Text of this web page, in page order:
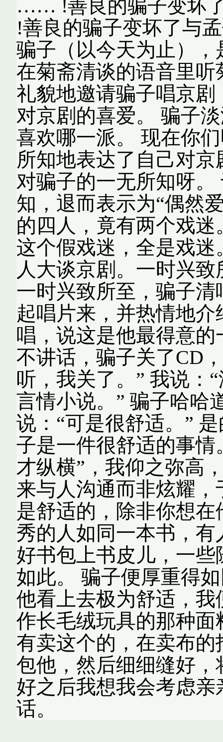
…… !善良的骗子变坏
!善良的骗子变坏了与
骗子（以今天为止）
在菊斋清谈的语音里
礼貌地邀请骗子唱京
对京剧的喜爱。 骗子
喜欢哪一派。 现在你
所知地表达了自己对
对骗子的一无所知呀
知，退而表示为“偶然
的四人，竟有两个戏
这个假戏迷，全是戏
人大谈京剧。一时兴
一时兴致所至，骗子
起唱片来，并热情地
唱，说这是他最得意
不讲话，骗子关了CD
听，我关了。” 我说：
言情小说。” 骗子哈哈
说：“可是很舒适。”
子是一件很舒适的事
才纵横”，我仰之弥高
来与人沟通而非炫耀
是舒适的，除非你想
秀的人如同一本书，
好书包上书皮儿，一
如此。 骗子便厚重得
他看上去极为舒适，
作长毛绒玩具的那种
有卖这个的，在卖布
包他，然后细细缝好
好之后我想我会考虑
话。